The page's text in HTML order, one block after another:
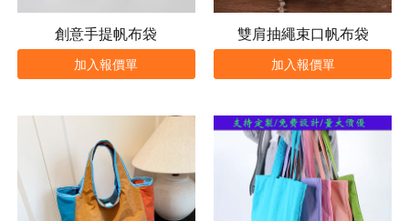
創意手提帆布袋
加入報價單
雙肩抽繩束口帆布袋
加入報價單